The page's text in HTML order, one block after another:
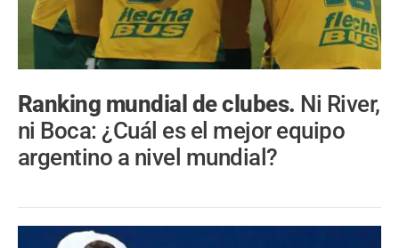
Ranking mundial de clubes. Ni River,
ni Boca: ¿Cuál es el mejor equipo
argentino a nivel mundial?